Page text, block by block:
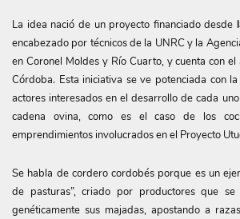
La idea nació de un proyecto financiado desde
encabezado por técnicos de la UNRC y la
en Coronel Moldes y Río Cuarto, y cuenta con
Córdoba. Esta iniciativa se ve potenciada con
actores interesados en el desarrollo de cada
cadena ovina, como es el caso de los
emprendimientos involucrados en el Proyecto
Se habla de cordero cordobés porque es un
de pasturas”, criado por productores que
genéticamente sus majadas, apostando a